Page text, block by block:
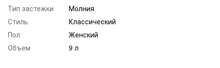
Тип застежки
Молния
Стиль
Классический
Пол
Женский
Объем
9 л